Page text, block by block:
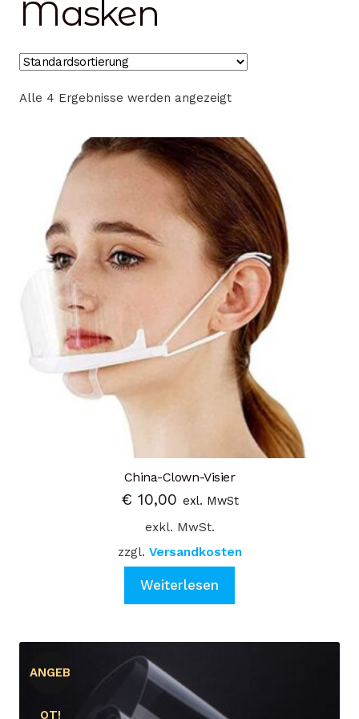
Masken
Alle 4 Ergebnisse werden angezeigt
China-Clown-Visier
€ 10,00 exl. MwSt
exkl. MwSt.
zzgl. Versandkosten
Weiterlesen
ANGEB
OT!